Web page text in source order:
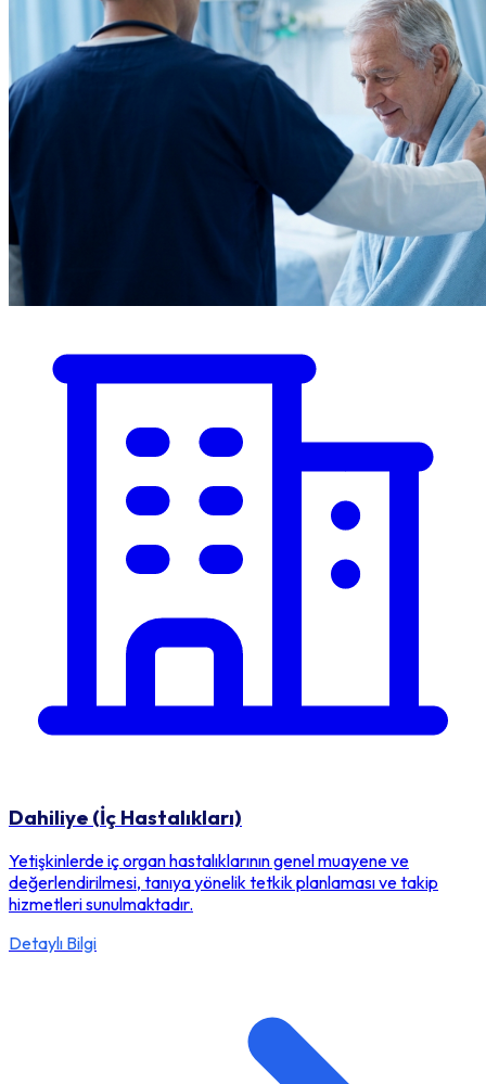
Dahiliye (İç Hastalıkları)
Yetişkinlerde iç organ hastalıklarının genel muayene ve
değerlendirilmesi, tanıya yönelik tetkik planlaması ve takip
hizmetleri sunulmaktadır.
Detaylı Bilgi